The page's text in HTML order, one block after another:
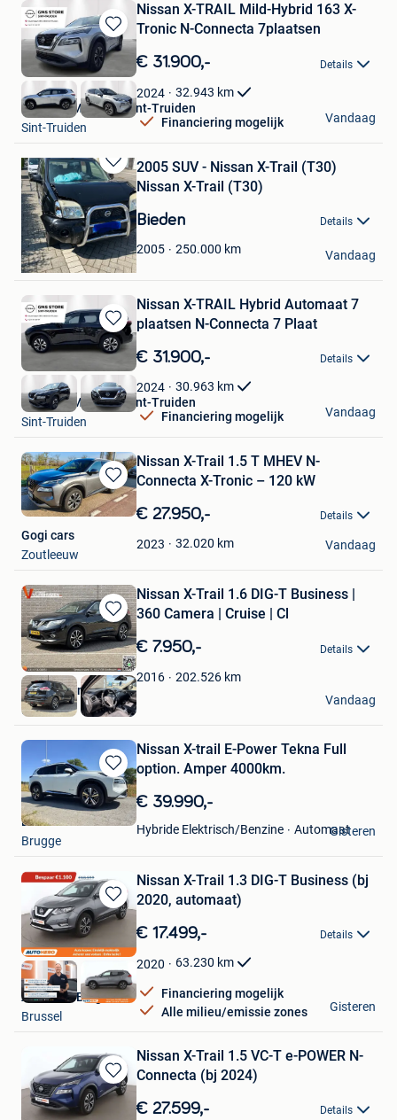
Bewaren
in
Mijn
Favorieten
Nissan X-TRAIL Mild-Hybrid 163 X-
Tronic N-Connecta 7plaatsen
€ 31.900,- Details
2024 32.943 km
Financiering mogelijk
Nissan GMS Store Sint-Truiden
Sint-Truiden
Vandaag
Bewaren
Mijn
Favorieten
2005 SUV - Nissan X-Trail (T30)
Nissan X-Trail (T30)
Bieden Details
2005 250.000 km
Caro Vandenberghe
Denderleeuw
Vandaag
Bewaren
in
Favorieten
Nissan X-TRAIL Hybrid Automaat 7
plaatsen N-Connecta 7 Plaat
€ 31.900,- Details
2024 30.963 km
Financiering mogelijk
Nissan GMS Store Sint-Truiden
Sint-Truiden
Vandaag
Bewaren
in
Favorieten
Nissan X-Trail 1.5 T MHEV N-
Connecta X-Tronic – 120 kW
€ 27.950,- Details
2023 32.020 km
Gogi cars
Zoutleeuw
Vandaag
Bewaren
in
Mijn
Favorieten
Nissan X-Trail 1.6 DIG-T Business |
360 Camera | Cruise | Cl
€ 7.950,- Details
2016 202.526 km
Vlashuizen B.V.
Lommel
Vandaag
Bewaren
in
Mijn
Favorieten
Nissan X-trail E-Power Tekna Full
option. Amper 4000km.
€ 39.990,-
Hybride Elektrisch/Benzine Automaat
Luc
Brugge
Gisteren
Bewaren
in
Favorieten
Nissan X-Trail 1.3 DIG-T Business (bj
2020, automaat)
€ 17.499,- Details
2020 63.230 km
Financiering mogelijk
Alle milieu/emissie zones
Autohero België
Brussel
Gisteren
Bewaren
in
Nissan X-Trail 1.5 VC-T e-POWER N-
Connecta (bj 2024)
€ 27.599,- Details